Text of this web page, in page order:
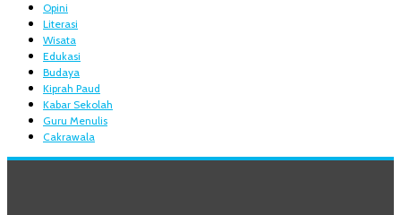
Opini
Literasi
Wisata
Edukasi
Budaya
Kiprah Paud
Kabar Sekolah
Guru Menulis
Cakrawala